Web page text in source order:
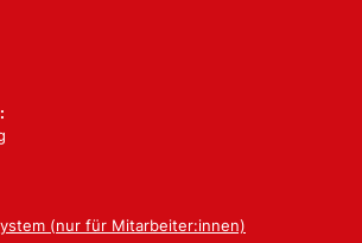
(nur für Mitarbeiter:innen)